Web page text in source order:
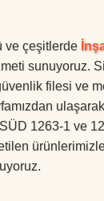
ve çeşitlerde
sunuyoruz.
filesi ve
1263-1 ve